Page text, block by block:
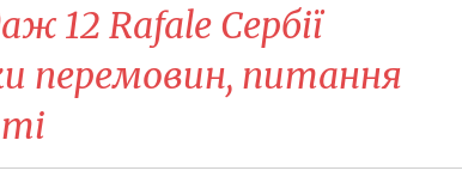
12 Rafale Сербії
перемовин, питання